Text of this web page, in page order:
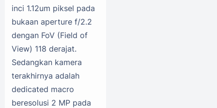
inci 1.12um piksel pada
bukaan aperture f/2.2
dengan FoV (Field of
View) 118 derajat.
Sedangkan kamera
terakhirnya adalah
dedicated macro
beresolusi 2 MP pada